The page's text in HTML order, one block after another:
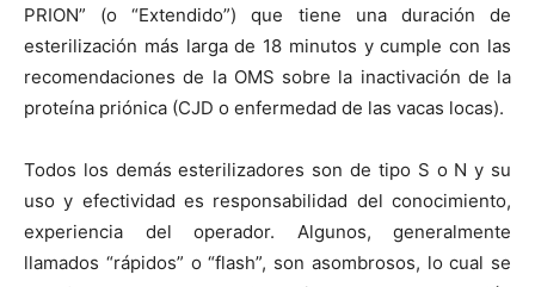
PRION” (o “Extendido”) que tiene una duración de
esterilización más larga de 18 minutos y cumple con las
recomendaciones de la OMS sobre la inactivación de la
proteína priónica (CJD o enfermedad de las vacas locas).
Todos los demás esterilizadores son de tipo S o N y su
uso y efectividad es responsabilidad del conocimiento,
experiencia del operador. Algunos, generalmente
llamados “rápidos” o “flash”, son asombrosos, lo cual se